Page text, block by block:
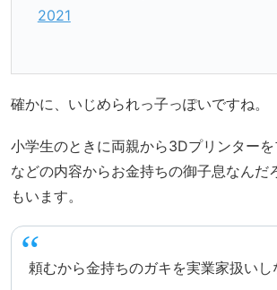
2021
確かに、いじめられっ子っぽいですね。
小学生のときに両親から3Dプリンター
などの内容からお金持ちの御子息なんだ
もいます。
頼むから金持ちのガキを実業家扱いし